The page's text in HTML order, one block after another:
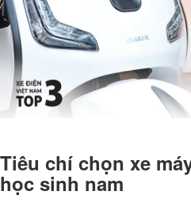
Tiêu chí chọn xe
học sinh nam